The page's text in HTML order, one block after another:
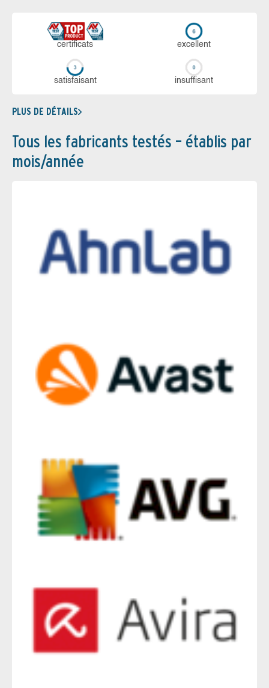
certi­ficats ex­cellent
sa­tis­fai­sant in­suf­fi­sant
PLUS DE DÉTAILS
Tous les fabricants testés – établis par
mois/année